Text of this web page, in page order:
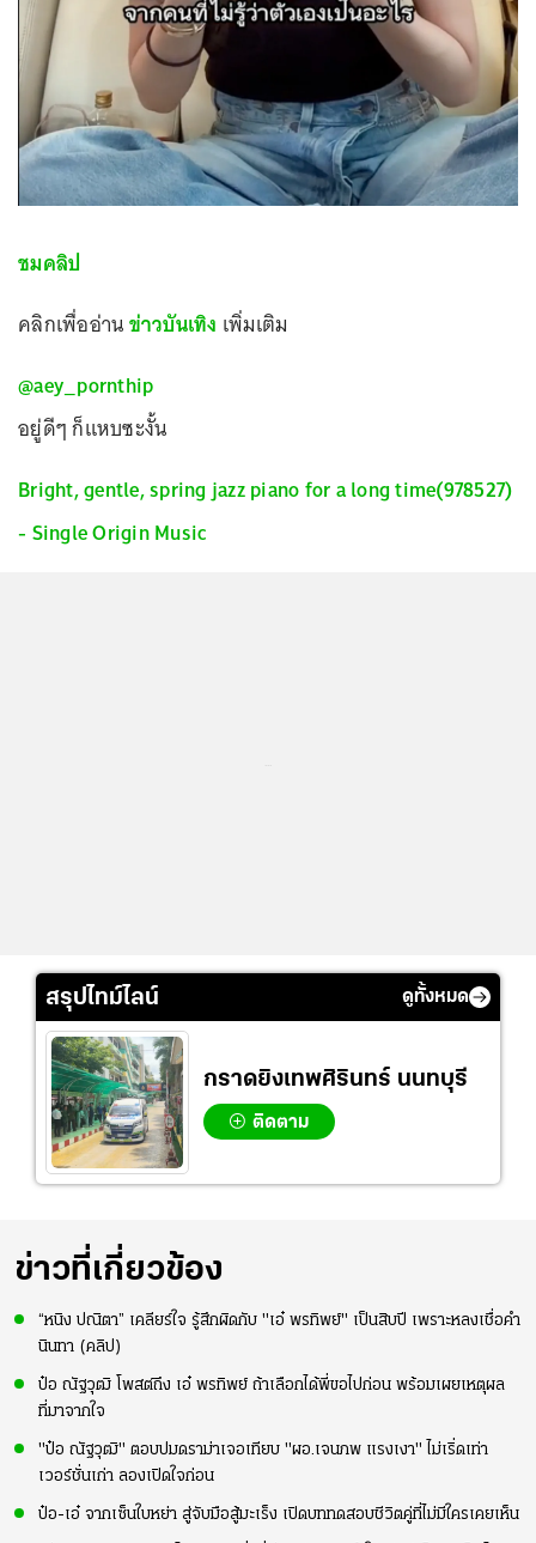
ชมคลิป
คลิกเพื่ออ่านข่าวบันเทิง เพิ่มเติม
@aey_pornthip
อยู่ดีๆ ก็แหบซะงั้น
Bright, gentle, spring jazz piano for a long time(978527)
- Single Origin Music
สรุปไทม์ไลน์ ดูทั้งหมด
กราดยิงเทพศิรินทร์ นนทบุรี
ติดตาม
ข่าวที่เกี่ยวข้อง
“หนิง ปณิตา” เคลียร์ใจ รู้สึกผิดกับ "เอ๋ พรทิพย์" เป็นสิบปี เพราะหลงเชื่อคำ
นินทา (คลิป)
ป๋อ ณัฐวุฒิ โพสต์ถึง เอ๋ พรทิพย์ ถ้าเลือกได้พี่ขอไปก่อน พร้อมเผยเหตุผล
ที่มาจากใจ
"ป๋อ ณัฐวุฒิ" ตอบปมดราม่าเจอเทียบ "ผอ.เจนภพ แรงเงา" ไม่เริ่ดเท่า
เวอร์ชั่นเก่า ลองเปิดใจก่อน
ป๋อ-เอ๋ จากเซ็นใบหย่า สู่จับมือสู้มะเร็ง เปิดบททดสอบชีวิตคู่ที่ไม่มีใครเคยเห็น